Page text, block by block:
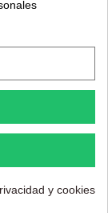
y cookies